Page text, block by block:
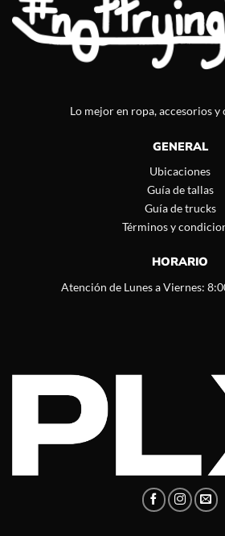
Lo mejor en ropa, accesorios y
GENERAL
Ubicaciones
Guía de tallas
Guía de trucks
Términos y
HORARIO
Atención de Lunes a Viernes: